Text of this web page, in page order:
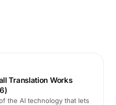
Translation Works
the AI technology that lets